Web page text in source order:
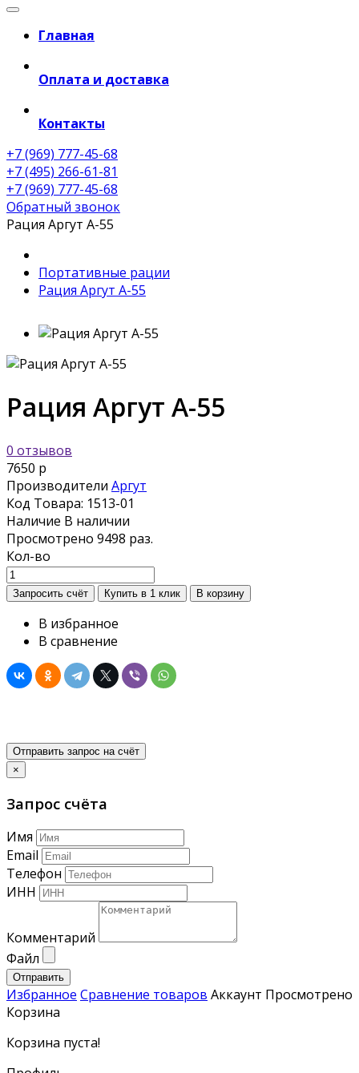
Главная
Оплата и доставка
Контакты
+7 (969) 777-45-68
+7 (495) 266-61-81
+7 (969) 777-45-68
Обратный звонок
Рация Аргут А-55
Портативные рации
Рация Аргут А-55
Рация Аргут А-55
0 отзывов
7650 р
Производители Аргут
Код Товара: 1513-01
Наличие В наличии
Просмотрено 9498 раз.
Кол-во
В избранное
В сравнение
Отправить запрос на счёт
×
Запрос счёта
Имя
Email
Телефон
ИНН
Комментарий
Файл
Отправить
Избранное Сравнение товаров Аккаунт Просмотрено
Корзина
Корзина пуста!